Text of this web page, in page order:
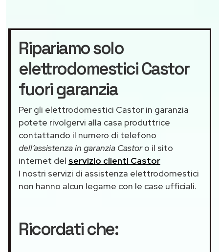
Ripariamo solo
elettrodomestici Castor
fuori garanzia
Per gli elettrodomestici Castor in garanzia
potete rivolgervi alla casa produttrice
contattando il numero di telefono
dell’assistenza in garanzia Castoro il sito
internet del servizio clienti Castor
I nostri servizi di assistenza elettrodomestici
non hanno alcun legame con le case ufficiali.
Ricordati che: